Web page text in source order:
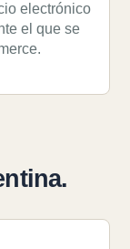
electrónico
el que se